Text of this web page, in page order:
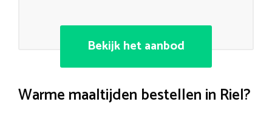
Bekijk het aanbod
Warme maaltijden bestellen in Riel?